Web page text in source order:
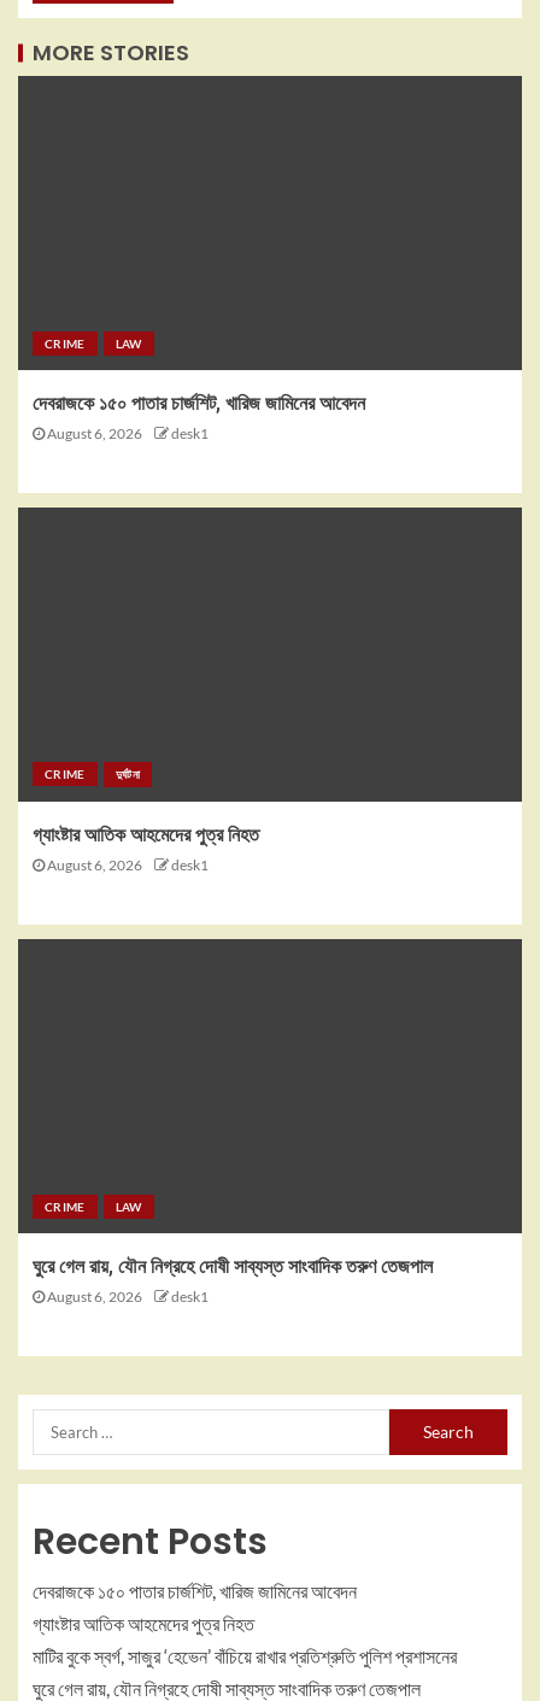
MORE STORIES
CRIME LAW
দেবরাজকে ১৫০ পাতার চার্জশিট, খারিজ জামিনের আবেদন
August 6, 2026 desk1
CRIME দুর্ঘটনা
গ্যাংষ্টার আতিক আহমেদের পুত্র নিহত
August 6, 2026 desk1
CRIME LAW
ঘুরে গেল রায়, যৌন নিগ্রহে দোষী সাব্যস্ত সাংবাদিক তরুণ তেজপাল
August 6, 2026 desk1
Recent Posts
দেবরাজকে ১৫০ পাতার চার্জশিট, খারিজ জামিনের আবেদন
গ্যাংষ্টার আতিক আহমেদের পুত্র নিহত
মাটির বুকে স্বর্গ, সাজুর ‘হেভেন’ বাঁচিয়ে রাখার প্রতিশ্রুতি পুলিশ প্রশাসনের
ঘুরে গেল রায়, যৌন নিগ্রহে দোষী সাব্যস্ত সাংবাদিক তরুণ তেজপাল